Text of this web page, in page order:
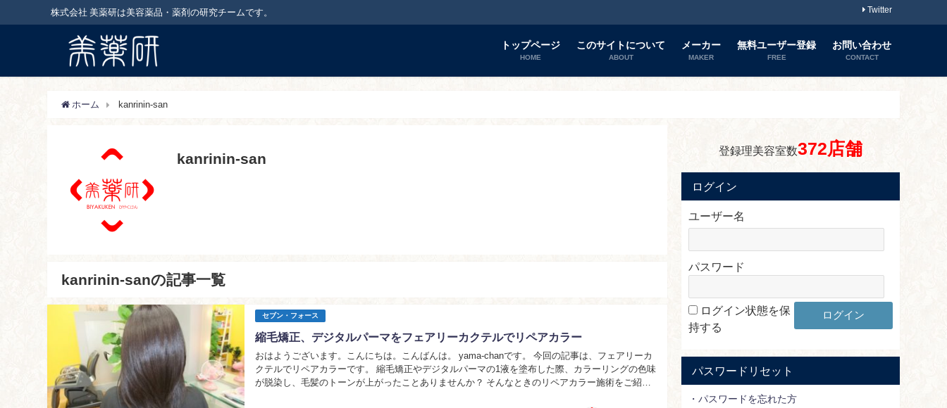
株式会社 美薬研は美容薬品・薬剤の研究チームです。 Twitter
トップページ
HOME
このサイトについて
ABOUT
メーカー
MAKER
無料ユーザー登録
FREE
お問い合わせ
CONTACT
ホーム kanrinin-san
kanrinin-san
kanrinin-sanの記事一覧
セブン・フォース
縮毛矯正、デジタルパーマをフェアリーカクテルでリペアカラー
おはようございます。こんにちは。こんばんは。 yama-chanです。 今回の記事は、フェアリーカ
クテルでリペアカラーです。 縮毛矯正やデジタルパーマの1液を塗布した際、カラーリングの色味
が脱染し、毛髪のトーンが上がったことありませんか？ そんなときのリペアカラー施術をご紹介
登録理美容室数372店舗
ログイン
ユーザー名
パスワード
ログイン状態を保
持する
パスワードリセット
・パスワードを忘れた方